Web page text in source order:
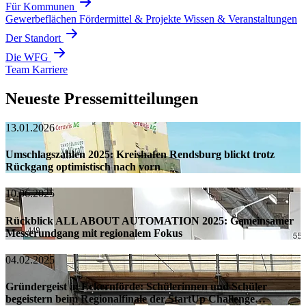
Für Kommunen
Gewerbeflächen Fördermittel & Projekte Wissen & Veranstaltungen
Der Standort
Die WFG
Team Karriere
Neueste Pressemitteilungen
13.01.2026
Umschlagszahlen 2025: Kreishafen Rendsburg blickt trotz
Rückgang optimistisch nach vorn
10.06.2025
Rückblick ALL ABOUT AUTOMATION 2025: Gemeinsamer
Messerundgang mit regionalem Fokus
04.02.2025
Gründergeist in Eckernförde: Schülerinnen und Schüler
begeistern beim Regionalfinale der StartUp Challenge…